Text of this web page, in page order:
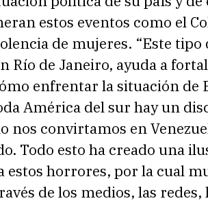
estos eventos como el
de mujeres. “Este tipo
Río de Janeiro, ayuda a
enfrentar la situación de
América del sur hay un
nos convirtamos en
Todo esto ha creado una
estos horrores, por la cual
de los medios, las redes,